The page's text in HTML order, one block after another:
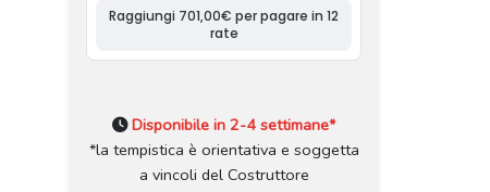
Disponibile in 2-4 settimane*
*la tempistica è orientativa e soggetta
a vincoli del Costruttore